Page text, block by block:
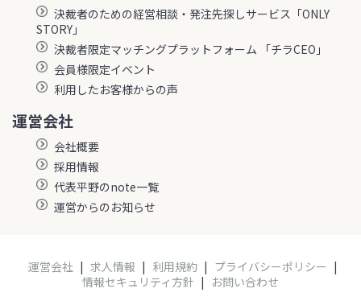
決裁者のための経営相談・発注先探しサービス「ONLY
STORY」
決裁者限定マッチングプラットフォーム 「チラCEO」
会員様限定イベント
利用したお客様からの声
運営会社
会社概要
採用情報
代表平野のnote一覧
運営からのお知らせ
運営会社 | 求人情報 | 利用規約 | プライバシーポリシー |
情報セキュリティ方針 | お問い合わせ